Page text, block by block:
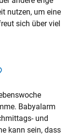
nutzen, um eine
sich über viel
Babyalarm
und
kann sein, dass